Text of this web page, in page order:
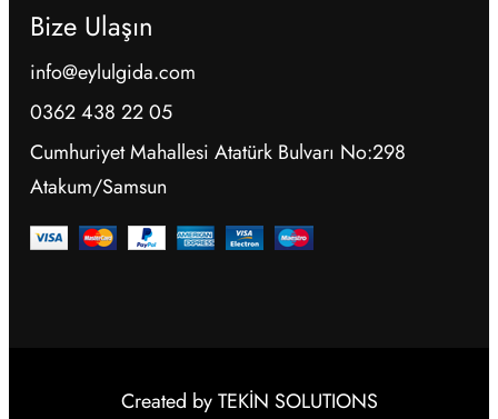
Bize Ulaşın
info@eylulgida.com
0362 438 22 05
Cumhuriyet Mahallesi Atatürk Bulvarı No:298
Atakum/Samsun
Created by TEKİN SOLUTIONS